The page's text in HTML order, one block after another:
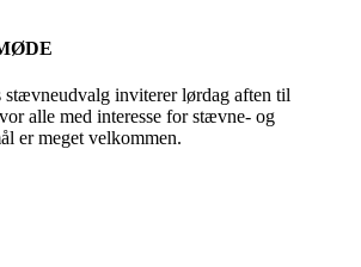
stævneudvalg inviterer lørdag aften til
alle med interesse for stævne- og
er meget velkommen.